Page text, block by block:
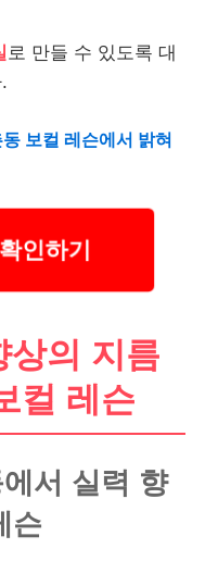
로 만들 수 있도록 대
보컬 레슨에서 밝혀
인하기
상의 지름
컬 레슨
서 실력 향
슨